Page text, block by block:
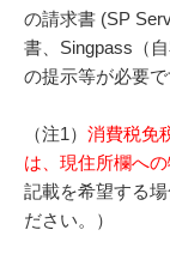
の請求書 (SP
書、Singpass（
の提示等が必要で
（注1） 消費税免
は、現住所欄へ
記載を希望する
ださい。）